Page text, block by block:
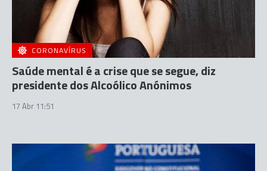
CORONAVÍRUS
Saúde mental é a crise que se segue, diz
presidente dos Alcoólico Anónimos
17 Abr 11:51